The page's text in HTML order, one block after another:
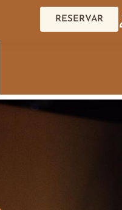
RESERVAR